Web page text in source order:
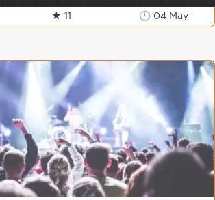
★ 11 🕒 04 May